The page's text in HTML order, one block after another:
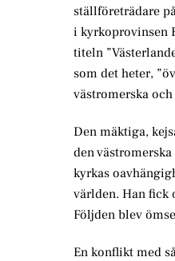
ställföreträdare
i kyrkoprovinsen
titeln
som det heter,
västromerska
Den mäktiga,
den
kyrkas
världen. Han fick
Följden blev
En konflikt med